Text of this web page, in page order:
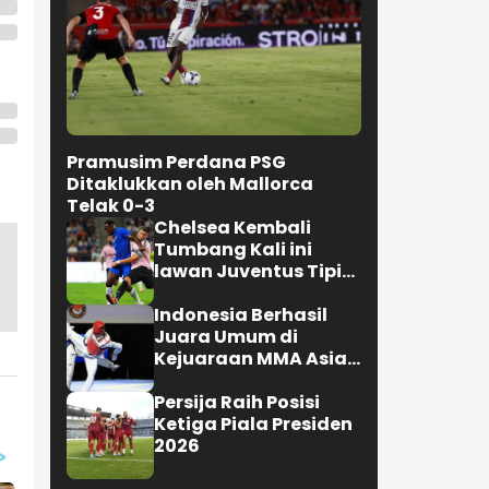
Pramusim Perdana PSG
Ditaklukkan oleh Mallorca
Telak 0-3
Chelsea Kembali
Tumbang Kali ini
lawan Juventus Tipis
Indonesia Berhasil
Juara Umum di
Kejuaraan MMA Asian
Persija Raih Posisi
Ketiga Piala Presiden
2026